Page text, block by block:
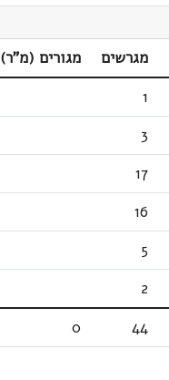
מגרשים מגורים (מ"ר)
1
3
17
16
5
2
44
0